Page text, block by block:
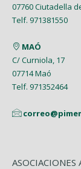
07760 Ciutadella
Telf. 971381550
MAÓ
C/ Curniola, 17
07714 Maó
Telf. 971352464
ASOCIACIONES